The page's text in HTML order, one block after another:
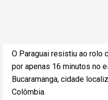
O Paraguai resistiu ao rolo
por apenas 16 minutos no
Bucaramanga, cidade
Colômbia.